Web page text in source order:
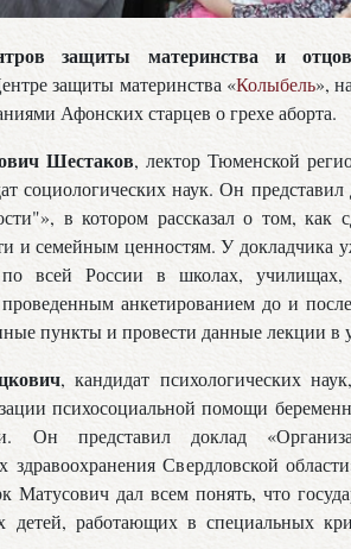
защиты материнства и
защиты материнства «Колыбель»,
Афонских старцев о грехе аборта.
Шестаков, лектор Тюменской
наук. Он представил
в котором рассказал о том, как
и семейным ценностям. У докладчика
всей России в школах,
проведенным анкетированием до и
пункты и провести данные лекции в
, кандидат психологических
психосоциальной помощи
представил доклад
здравоохранения Свердловской
Матусович дал всем понять, что
работающих в специальных